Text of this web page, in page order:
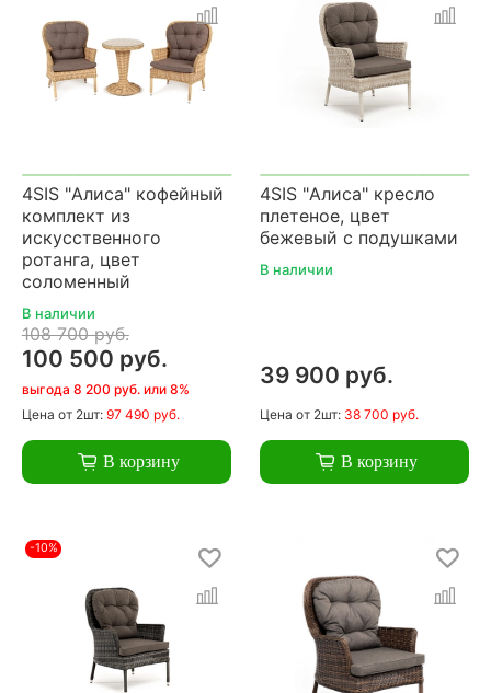
4SIS "Алиса" кофейный
комплект из
искусственного
ротанга, цвет
соломенный
В наличии
108 700 руб.
100 500 руб.
выгода 8 200 руб. или 8%
Цена от 2шт: 97 490 руб.
В корзину
4SIS "Алиса" кресло
плетеное, цвет
бежевый с подушками
В наличии
39 900 руб.
Цена от 2шт: 38 700 руб.
В корзину
-10%